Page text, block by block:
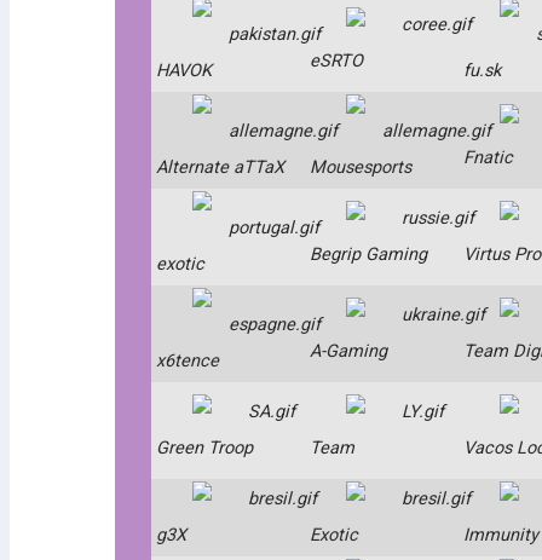
HAVOK eSRTO fu.sk
Alternate aTTaX Mousesports Fnatic
exotic Begrip Gaming Virtus Pro
x6tence A-Gaming Team
Green Troop Team Vacos
g3X Exotic Immunity